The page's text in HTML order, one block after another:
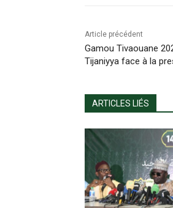
Article précédent
Gamou Tivaouane
Tijaniyya face à la
ARTICLES LIÉS